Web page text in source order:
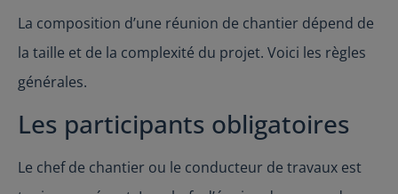
La composition d’une réunion de chantier dépend de
la taille et de la complexité du projet. Voici les règles
générales.
Les participants obligatoires
Le chef de chantier ou le conducteur de travaux est